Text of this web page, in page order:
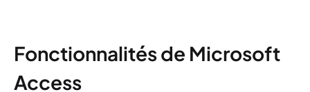
Fonctionnalités de Microsoft
Access